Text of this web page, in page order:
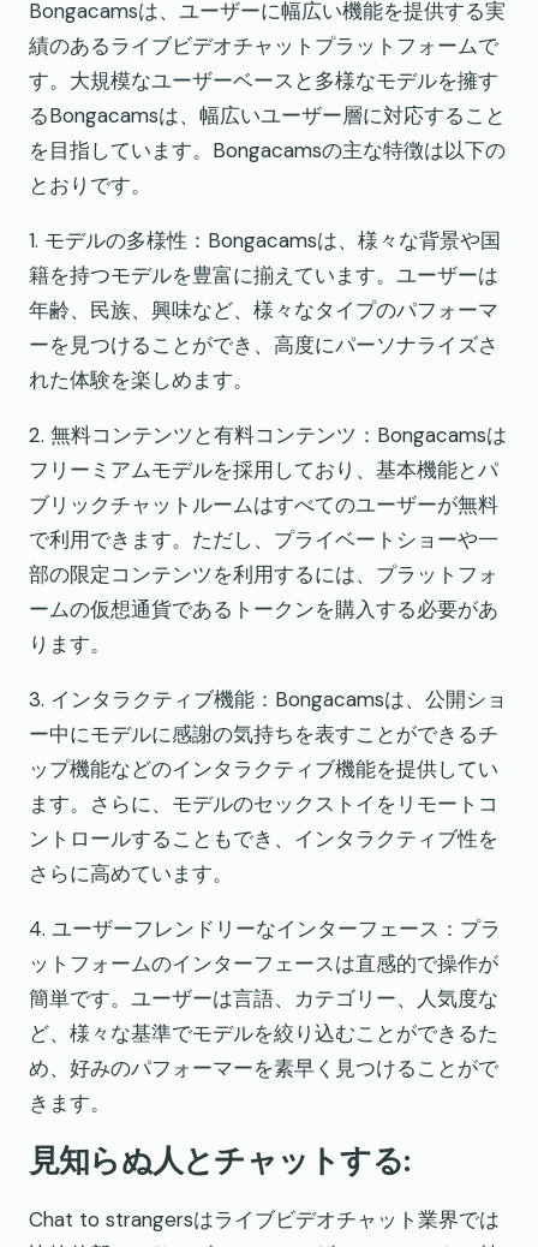
Bongacamsは、ユーザーに幅広い機能を提供する実
績のあるライブビデオチャットプラットフォームで
す。大規模なユーザーベースと多様なモデルを擁す
るBongacamsは、幅広いユーザー層に対応すること
を目指しています。Bongacamsの主な特徴は以下の
とおりです。
1. モデルの多様性：Bongacamsは、様々な背景や国
籍を持つモデルを豊富に揃えています。ユーザーは
年齢、民族、興味など、様々なタイプのパフォーマ
ーを見つけることができ、高度にパーソナライズさ
れた体験を楽しめます。
2. 無料コンテンツと有料コンテンツ：Bongacamsは
フリーミアムモデルを採用しており、基本機能とパ
ブリックチャットルームはすべてのユーザーが無料
で利用できます。ただし、プライベートショーや一
部の限定コンテンツを利用するには、プラットフォ
ームの仮想通貨であるトークンを購入する必要があ
ります。
3. インタラクティブ機能：Bongacamsは、公開ショ
ー中にモデルに感謝の気持ちを表すことができるチ
ップ機能などのインタラクティブ機能を提供してい
ます。さらに、モデルのセックストイをリモートコ
ントロールすることもでき、インタラクティブ性を
さらに高めています。
4. ユーザーフレンドリーなインターフェース：プラ
ットフォームのインターフェースは直感的で操作が
簡単です。ユーザーは言語、カテゴリー、人気度な
ど、様々な基準でモデルを絞り込むことができるた
め、好みのパフォーマーを素早く見つけることがで
きます。
見知らぬ人とチャットする:
Chat to strangersはライブビデオチャット業界では